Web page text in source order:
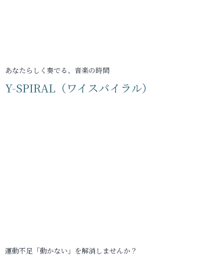
あなたらしく奏でる、音楽の時間
Y-SPIRAL（ワイスパイラル）
運動不足「動かない」を解消しませんか？